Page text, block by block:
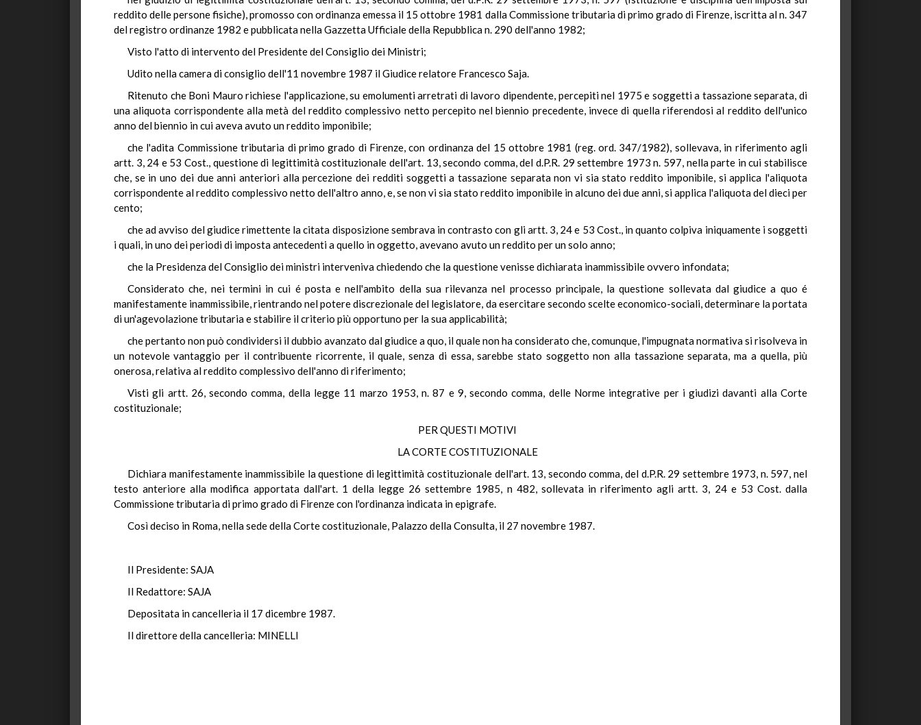
reddito delle persone fisiche), promosso con ordinanza emessa il 15 ottobre 1981 dalla Commissione tributaria di primo grado di Firenze, iscritta al n. 347
del registro ordinanze 1982 e pubblicata nella Gazzetta Ufficiale della Repubblica n. 290 dell'anno 1982;
Visto l'atto di intervento del Presidente del Consiglio dei Ministri;
Udito nella camera di consiglio dell'11 novembre 1987 il Giudice relatore Francesco Saja.
Ritenuto che Boni Mauro richiese l'applicazione, su emolumenti arretrati di lavoro dipendente, percepiti nel 1975 e soggetti a tassazione separata, di
una aliquota corrispondente alla metà del reddito complessivo netto percepito nel biennio precedente, invece di quella riferendosi al reddito dell'unico
anno del biennio in cui aveva avuto un reddito imponibile;
che l'adita Commissione tributaria di primo grado di Firenze, con ordinanza del 15 ottobre 1981 (reg. ord. 347/1982), sollevava, in riferimento agli
artt. 3, 24 e 53 Cost., questione di legittimità costituzionale dell'art. 13, secondo comma, del d.P.R. 29 settembre 1973 n. 597, nella parte in cui stabilisce
che, se in uno dei due anni anteriori alla percezione dei redditi soggetti a tassazione separata non vi sia stato reddito imponibile, si applica l'aliquota
corrispondente al reddito complessivo netto dell'altro anno, e, se non vi sia stato reddito imponibile in alcuno dei due anni, si applica l'aliquota del dieci per
cento;
che ad avviso del giudice rimettente la citata disposizione sembrava in contrasto con gli artt. 3, 24 e 53 Cost., in quanto colpiva iniquamente i soggetti
i quali, in uno dei periodi di imposta antecedenti a quello in oggetto, avevano avuto un reddito per un solo anno;
che la Presidenza del Consiglio dei ministri interveniva chiedendo che la questione venisse dichiarata inammissibile ovvero infondata;
Considerato che, nei termini in cui é posta e nell'ambito della sua rilevanza nel processo principale, la questione sollevata dal giudice a quo é
manifestamente inammissibile, rientrando nel potere discrezionale del legislatore, da esercitare secondo scelte economico-sociali, determinare la portata
di un'agevolazione tributaria e stabilire il criterio più opportuno per la sua applicabilità;
che pertanto non può condividersi il dubbio avanzato dal giudice a quo, il quale non ha considerato che, comunque, l'impugnata normativa si risolveva in
un notevole vantaggio per il contribuente ricorrente, il quale, senza di essa, sarebbe stato soggetto non alla tassazione separata, ma a quella, più
onerosa, relativa al reddito complessivo dell'anno di riferimento;
Visti gli artt. 26, secondo comma, della legge 11 marzo 1953, n. 87 e 9, secondo comma, delle Norme integrative per i giudizi davanti alla Corte
costituzionale;
PER QUESTI MOTIVI
LA CORTE COSTITUZIONALE
Dichiara manifestamente inammissibile la questione di legittimità costituzionale dell'art. 13, secondo comma, del d.P.R. 29 settembre 1973, n. 597, nel
testo anteriore alla modifica apportata dall'art. 1 della legge 26 settembre 1985, n 482, sollevata in riferimento agli artt. 3, 24 e 53 Cost. dalla
Commissione tributaria di primo grado di Firenze con l'ordinanza indicata in epigrafe.
Così deciso in Roma, nella sede della Corte costituzionale, Palazzo della Consulta, il 27 novembre 1987.
Il Presidente: SAJA
Il Redattore: SAJA
Depositata in cancelleria il 17 dicembre 1987.
Il direttore della cancelleria: MINELLI